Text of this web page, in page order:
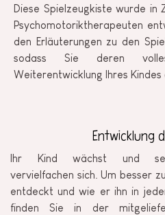
Diese Spielzeugkiste wurde in
Psychomotoriktherapeuten
den Erläuterungen zu den
sodass Sie deren
Weiterentwicklung Ihres Kindes
Entwicklung
Ihr Kind wächst und
vervielfachen sich. Um besser
entdeckt und wie er ihn in
finden Sie in der